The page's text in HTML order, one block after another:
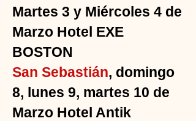
Martes 3 y Miércoles 4 de
Marzo Hotel EXE
BOSTON
San Sebastián, domingo
8, lunes 9, martes 10 de
Marzo Hotel Antik